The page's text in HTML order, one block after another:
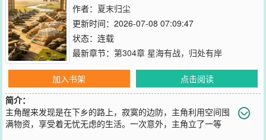
作者： 夏末归尘
更新时间：2026-07-08 07:09:47
状态：连载
最新章节： 第304章 星海有战，归处有岸
加入书架
点击阅读
简介：
主角醒来发现是在下乡的路上，寂寞的边防，主角利用空间囤
满物资，享受着无忧无虑的生活。一次意外，主角立了一等